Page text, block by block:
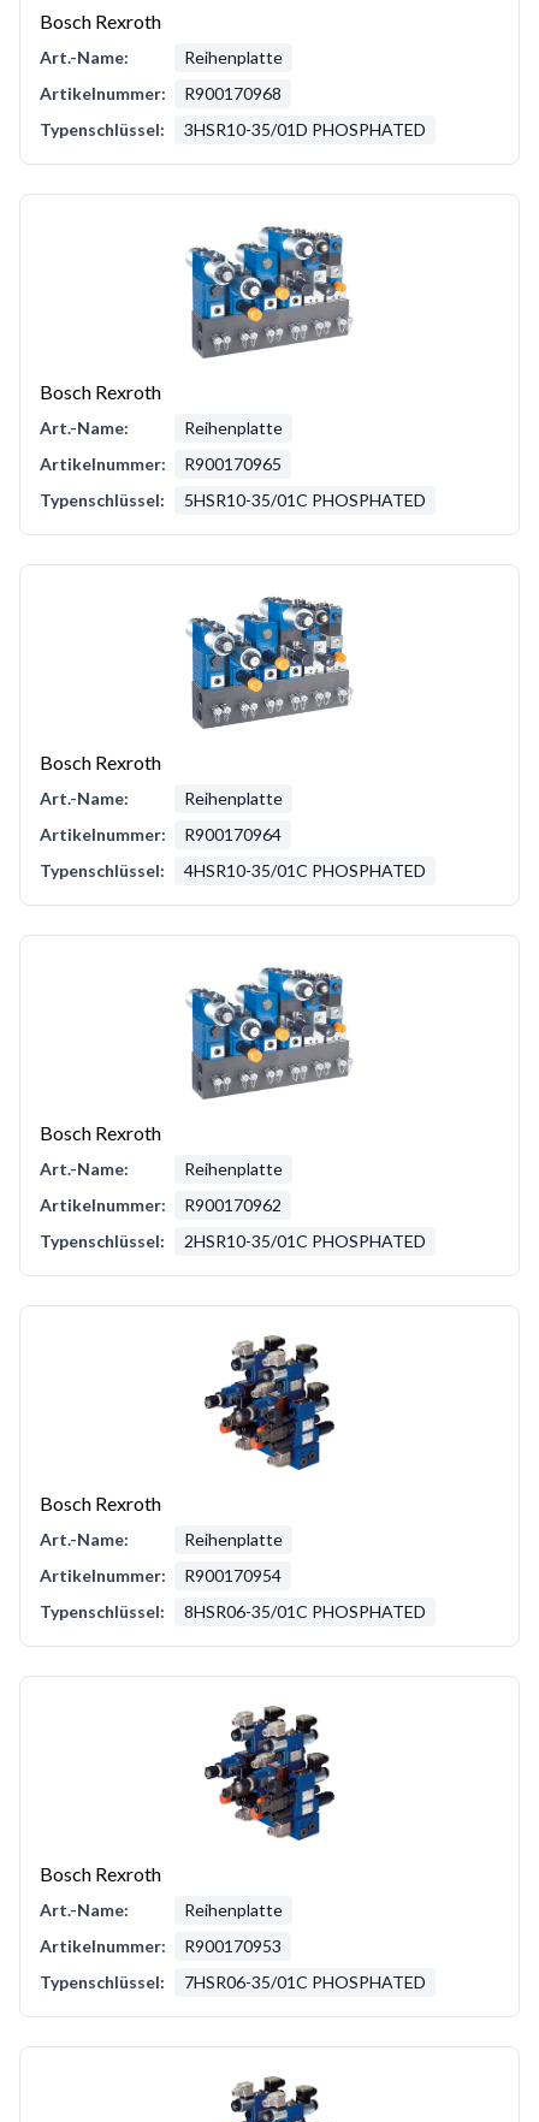
Bosch Rexroth
Art.-Name:
Reihenplatte
Artikelnummer:
R900170968
Typenschlüssel:
3HSR10-35/01D PHOSPHATED
Bosch Rexroth
Art.-Name:
Reihenplatte
Artikelnummer:
R900170965
Typenschlüssel:
5HSR10-35/01C PHOSPHATED
Bosch Rexroth
Art.-Name:
Reihenplatte
Artikelnummer:
R900170964
Typenschlüssel:
4HSR10-35/01C PHOSPHATED
Bosch Rexroth
Art.-Name:
Reihenplatte
Artikelnummer:
R900170962
Typenschlüssel:
2HSR10-35/01C PHOSPHATED
Bosch Rexroth
Art.-Name:
Reihenplatte
Artikelnummer:
R900170954
Typenschlüssel:
8HSR06-35/01C PHOSPHATED
Bosch Rexroth
Art.-Name:
Reihenplatte
Artikelnummer:
R900170953
Typenschlüssel:
7HSR06-35/01C PHOSPHATED